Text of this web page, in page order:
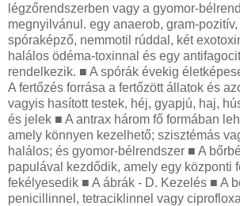
légzőrendszerben vagy a gyomor-
megnyilvánul. egy anaerob, gram-
spóraképző, nemmotil rúddal, két
halálos ödéma-toxinnal és egy
rendelkezik. ■ A spórák évekig
A fertőzés forrása a fertőzött állatok és
vagyis hasított testek, héj, gyapjú, haj,
és jelek ■ A antrax három fő formában
amely könnyen kezelhető; szisztémás
halálos; és gyomor-bélrendszer ■ A
papulával kezdődik, amely egy központi
fekélyesedik ■ A ábrák - D. Kezelés ■ A
penicillinnel, tetraciklinnel vagy